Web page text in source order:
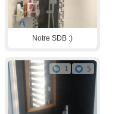
Notre SDB :)
1 5